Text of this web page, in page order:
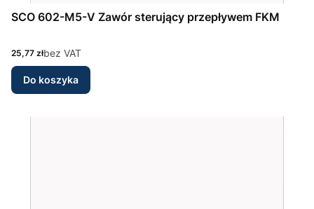
SCO 602-M5-V Zawór sterujący przepływem FKM
Cena
25,77 złbez VAT
Do koszyka